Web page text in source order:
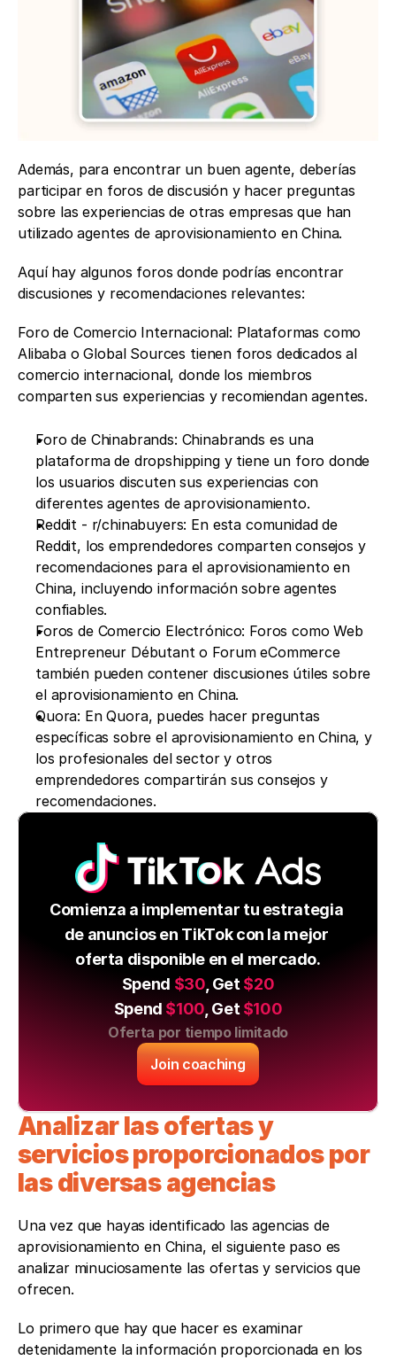
Además, para encontrar un buen agente, deberías
participar en foros de discusión y hacer preguntas
sobre las experiencias de otras empresas que han
utilizado agentes de aprovisionamiento en China.
Aquí hay algunos foros donde podrías encontrar
discusiones y recomendaciones relevantes:
Foro de Comercio Internacional: Plataformas como
Alibaba o Global Sources tienen foros dedicados al
comercio internacional, donde los miembros
comparten sus experiencias y recomiendan agentes.
Foro de Chinabrands: Chinabrands es una
plataforma de dropshipping y tiene un foro donde
los usuarios discuten sus experiencias con
diferentes agentes de aprovisionamiento.
Reddit - r/chinabuyers: En esta comunidad de
Reddit, los emprendedores comparten consejos y
recomendaciones para el aprovisionamiento en
China, incluyendo información sobre agentes
confiables.
Foros de Comercio Electrónico: Foros como Web
Entrepreneur Débutant o Forum eCommerce
también pueden contener discusiones útiles sobre
el aprovisionamiento en China.
Quora: En Quora, puedes hacer preguntas
específicas sobre el aprovisionamiento en China, y
los profesionales del sector y otros
emprendedores compartirán sus consejos y
recomendaciones.
Comienza a implementar tu estrategia
de anuncios en TikTok con la mejor
oferta disponible en el mercado.
Spend $30, Get $20
Spend $100 , Get $100
Oferta por tiempo limitado
Join coaching
Analizar las ofertas y
servicios proporcionados por
las diversas agencias
Una vez que hayas identificado las agencias de
aprovisionamiento en China, el siguiente paso es
analizar minuciosamente las ofertas y servicios que
ofrecen.
Lo primero que hay que hacer es examinar
detenidamente la información proporcionada en los